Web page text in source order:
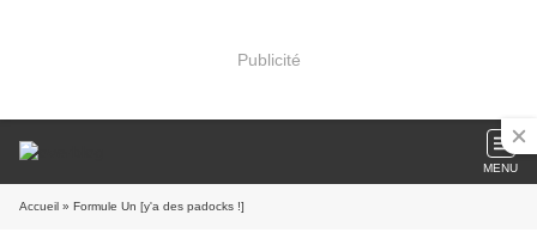
Publicité
MENU
Accueil » Formule Un [y'a des padocks !]